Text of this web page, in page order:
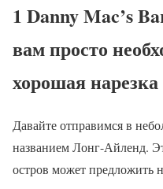
1 Danny Mac’s
вам просто
хорошая нарезка
Давайте отправимся в
названием Лонг-Айленд.
остров может предложить